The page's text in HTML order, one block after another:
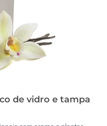
de vidro e tampa